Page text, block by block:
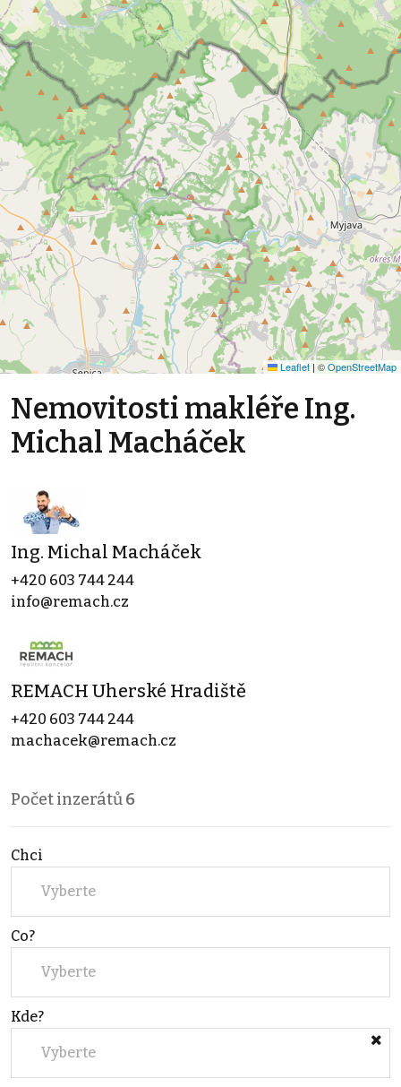
Leaflet | ©OpenStreetMap
Nemovitosti makléře Ing.
Michal Macháček
Ing. Michal Macháček
+420 603 744 244
info@remach.cz
REMACH Uherské Hradiště
+420 603 744 244
machacek@remach.cz
Počet inzerátů6
Chci
Vyberte
Co?
Vyberte
Kde?
Vyberte